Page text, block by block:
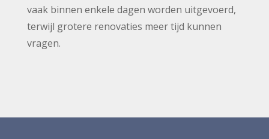
vaak binnen enkele dagen worden uitgevoerd,
terwijl grotere renovaties meer tijd kunnen
vragen.